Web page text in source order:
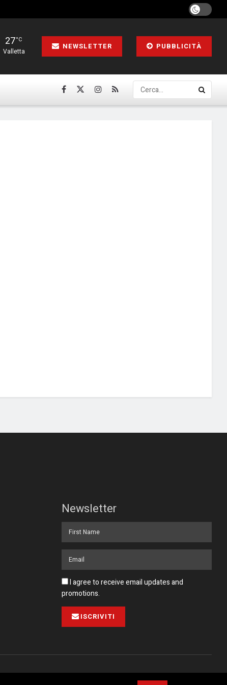
27°C
Valletta
NEWSLETTER PUBBLICITÀ
Newsletter
I agree to receive email updates and
promotions.
ISCRIVITI
Pubblicità Collabora con noi Contatto Privacy Policy